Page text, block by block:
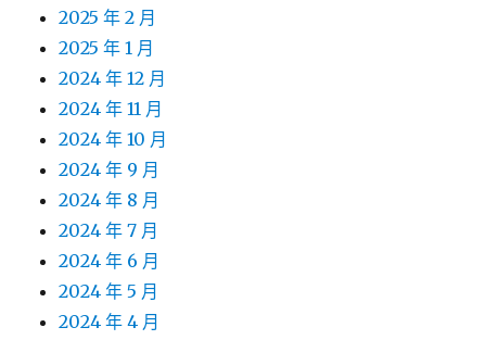
2025 年 2 月
2025 年 1 月
2024 年 12 月
2024 年 11 月
2024 年 10 月
2024 年 9 月
2024 年 8 月
2024 年 7 月
2024 年 6 月
2024 年 5 月
2024 年 4 月